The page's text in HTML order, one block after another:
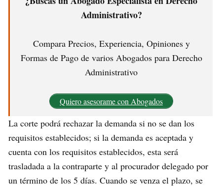
Administrativo?
Compara Precios, Experiencia, Opiniones y
Formas de Pago de varios Abogados para Derecho
Administrativo
Quiero asesorame con Abogados
La corte podrá rechazar la demanda si no se dan los
requisitos establecidos; si la demanda es aceptada y
cuenta con los requisitos establecidos, esta será
trasladada a la contraparte y al procurador delegado por
un término de los 5 días. Cuando se venza el plazo, se